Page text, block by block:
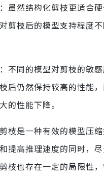
：虽然结构化剪枝更适合
剪枝后的模型支持程度
：不同的模型对剪枝的敏
后仍然保持较高的性能
的性能下降。
枝是一种有效的模型压
提高推理速度的同时，
枝也存在一定的局限性